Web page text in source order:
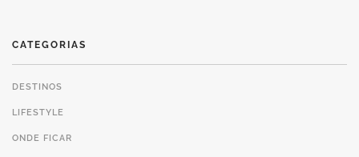
CATEGORIAS
DESTINOS
LIFESTYLE
ONDE FICAR